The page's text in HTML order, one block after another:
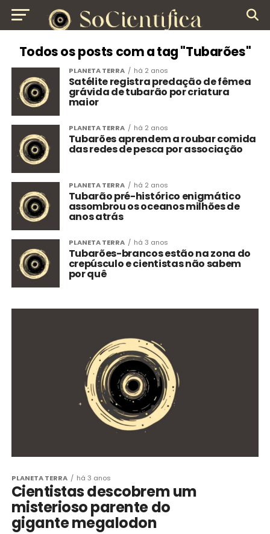
Todos os posts com a tag "Tubarões"
PLANETA TERRA há 2 anos
Satélite registra predação de fêmea
grávida de tubarão por criatura
maior
PLANETA TERRA há 2 anos
Tubarões aprendem a roubar comida
das redes de pesca por associação
PLANETA TERRA há 2 anos
Tubarão pré-histórico enigmático
assombrou os oceanos milhões de
anos atrás
PLANETA TERRA há 3 anos
Tubarões-brancos estão na zona do
crepúsculo e cientistas não sabem
por quê
PLANETA TERRA há 3 anos
Cientistas descobrem um
misterioso parente do
gigante megalodon